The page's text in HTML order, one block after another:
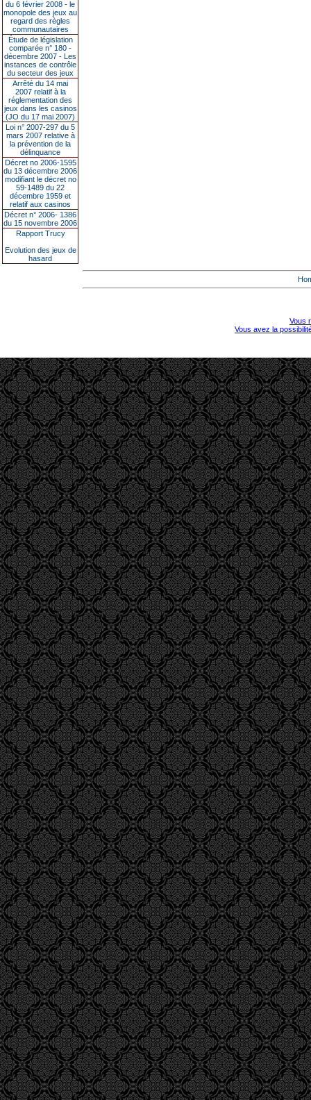
du 6 février 2008 - le
monopole des jeux au
regard des règles
communautaires
Étude de législation
comparée n° 180 -
décembre 2007 - Les
instances de contrôle
du secteur des jeux
Arrêté du 14 mai
2007 relatif à la
réglementation des
jeux dans les casinos
(JO du 17 mai 2007)
Loi n° 2007-297 du 5
mars 2007 relative à
la prévention de la
délinquance
Décret no 2006-1595
du 13 décembre 2006
modifiant le décret no
59-1489 du 22
décembre 1959 et
relatif aux casinos
Décret n° 2006- 1386
du 15 novembre 2006
Rapport Trucy
Evolution des jeux de
hasard
Vous
Vous avez la